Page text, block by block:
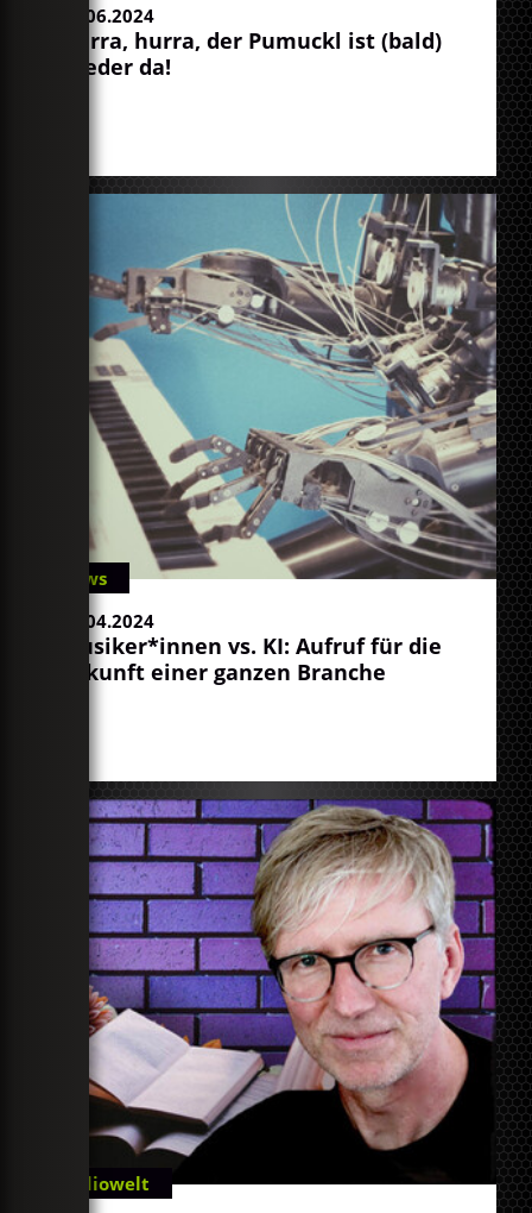
04.06.2024
Hurra, hurra, der Pumuckl ist (bald)
wieder da!
News
03.04.2024
Musiker*innen vs. KI: Aufruf für die
Zukunft einer ganzen Branche
Radiowelt